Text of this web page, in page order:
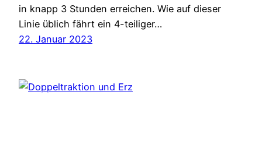
in knapp 3 Stunden erreichen. Wie auf dieser
Linie üblich fährt ein 4-teiliger…
22. Januar 2023